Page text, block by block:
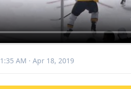
1:35 AM · Apr 18, 2019